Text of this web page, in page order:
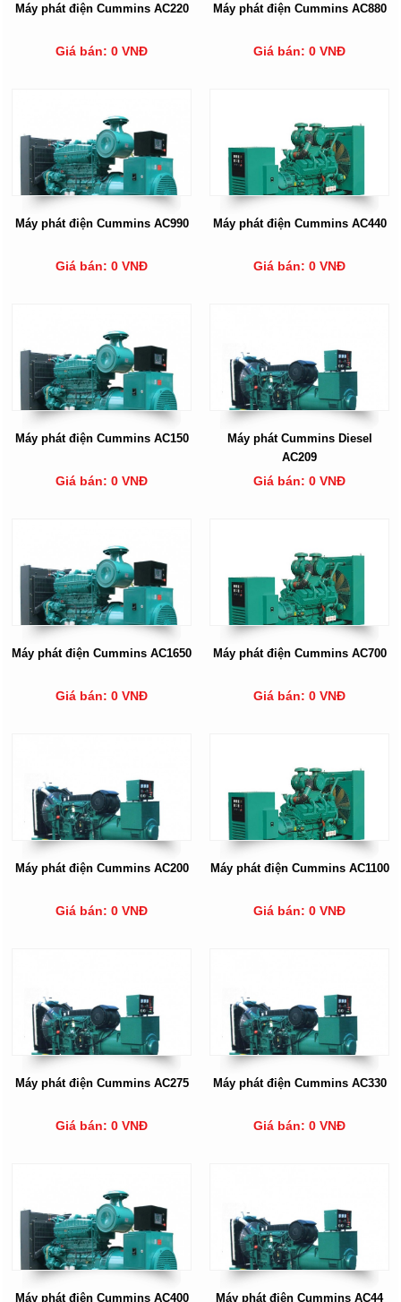
Máy phát điện Cummins AC220
Giá bán: 0 VNĐ
Máy phát điện Cummins AC880
Giá bán: 0 VNĐ
Máy phát điện Cummins AC990
Giá bán: 0 VNĐ
Máy phát điện Cummins AC440
Giá bán: 0 VNĐ
Máy phát điện Cummins AC150
Giá bán: 0 VNĐ
Máy phát Cummins Diesel
AC209
Giá bán: 0 VNĐ
Máy phát điện Cummins AC1650
Giá bán: 0 VNĐ
Máy phát điện Cummins AC700
Giá bán: 0 VNĐ
Máy phát điện Cummins AC200
Giá bán: 0 VNĐ
Máy phát điện Cummins AC1100
Giá bán: 0 VNĐ
Máy phát điện Cummins AC275
Giá bán: 0 VNĐ
Máy phát điện Cummins AC330
Giá bán: 0 VNĐ
Máy phát điện Cummins AC400 Máy phát điện Cummins AC44